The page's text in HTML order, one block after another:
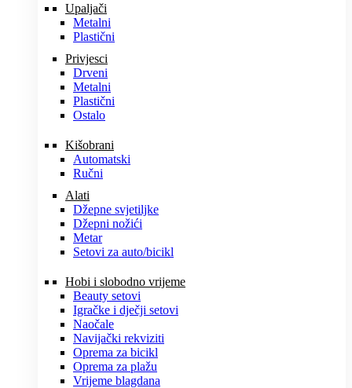
Upaljači
Metalni
Plastični
Privjesci
Drveni
Metalni
Plastični
Ostalo
Kišobrani
Automatski
Ručni
Alati
Džepne svjetiljke
Džepni nožići
Metar
Setovi za auto/bicikl
Hobi i slobodno vrijeme
Beauty setovi
Igračke i dječji setovi
Naočale
Navijački rekviziti
Oprema za bicikl
Oprema za plažu
Vrijeme blagdana